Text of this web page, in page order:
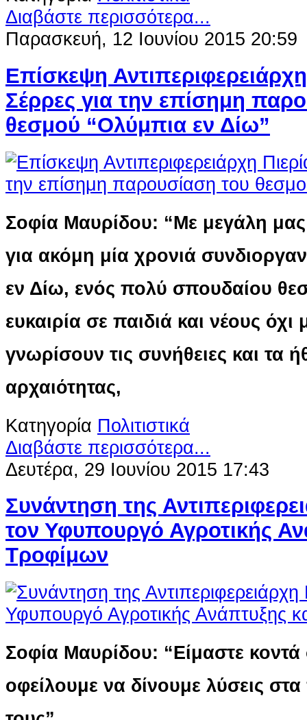
Διαβάστε περισσότερα...
Παρασκευή, 12 Ιουνίου 2015 20:59
Επίσκεψη Αντιπεριφερειάρχη
Σέρρες για την επίσημη
θεσμού “Ολύμπια εν Δίω”
Σοφία Μαυρίδου: “Με μεγάλη
για ακόμη μία χρονιά
εν Δίω, ενός πολύ σπουδαίου
ευκαιρία σε παιδιά και νέους όχι
γνωρίσουν τις συνήθειες και τα
αρχαιότητας,
Κατηγορία Πολιτιστικά
Διαβάστε περισσότερα...
Δευτέρα, 29 Ιουνίου 2015 17:43
Συνάντηση της
τον Υφυπουργό Αγροτικής
Τροφίμων
Σοφία Μαυρίδου: “Είμαστε κοντά
οφείλουμε να δίνουμε λύσεις